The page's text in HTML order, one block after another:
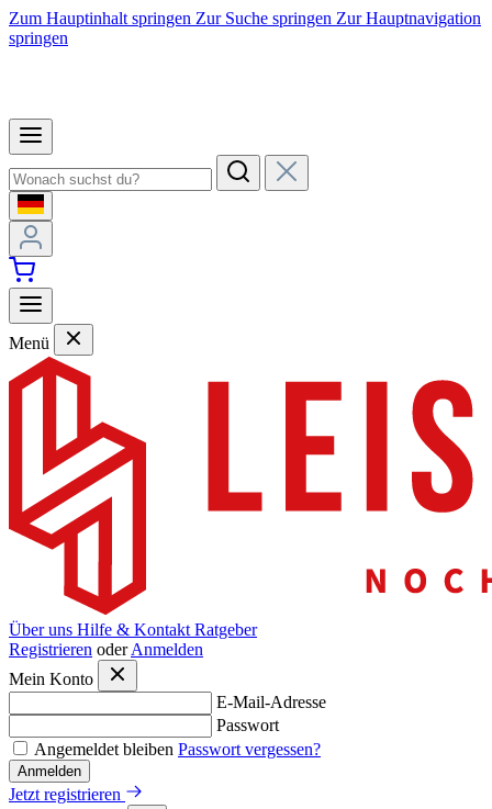
Zum Hauptinhalt springen Zur Suche springen Zur Hauptnavigation
springen
Menü
Über uns Hilfe & Kontakt Ratgeber
Registrieren oder Anmelden
Mein Konto
E-Mail-Adresse
Passwort
Angemeldet bleiben Passwort vergessen?
Anmelden
Jetzt registrieren